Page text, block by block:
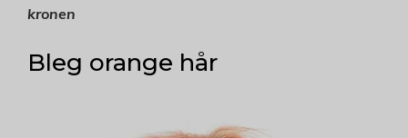
kronen
Bleg orange hår